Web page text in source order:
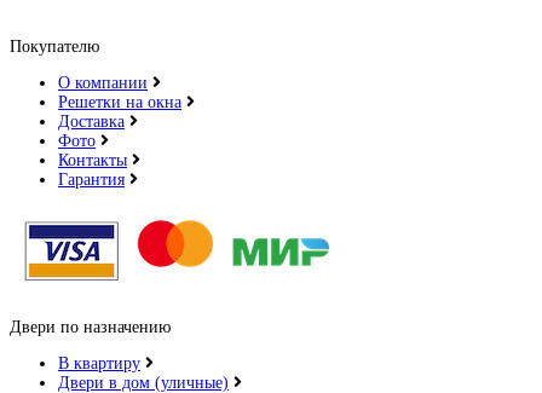
Покупателю
О компании
Решетки на окна
Доставка
Фото
Контакты
Гарантия
Двери по назначению
В квартиру
Двери в дом (уличные)